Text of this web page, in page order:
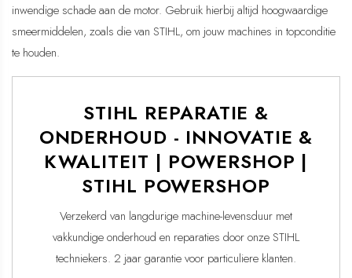
inwendige schade aan de motor. Gebruik hierbij altijd hoogwaardige
smeermiddelen, zoals die van STIHL, om jouw machines in topconditie
te houden.
STIHL REPARATIE &
ONDERHOUD - INNOVATIE &
KWALITEIT | POWERSHOP |
STIHL POWERSHOP
Verzekerd van langdurige machine-levensduur met
vakkundige onderhoud en reparaties door onze STIHL
techniekers. 2 jaar garantie voor particuliere klanten.